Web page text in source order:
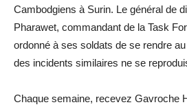
Cambodgiens à Surin. Le général de
Pharawet, commandant de la Task
ordonné à ses soldats de se rendre
des incidents similaires ne se
Chaque semaine, recevez Gavroche